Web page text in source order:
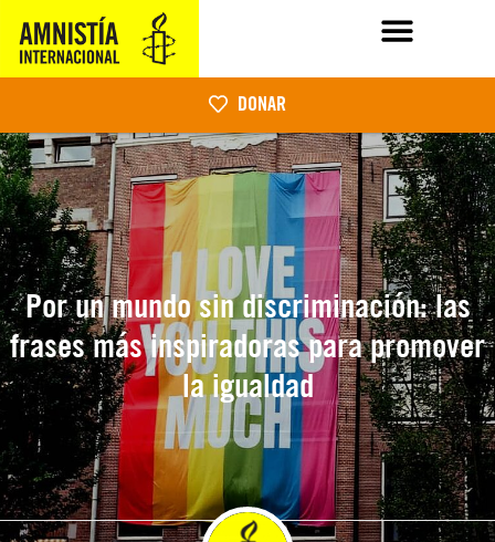
DONAR
Por un mundo sin discriminación: las
frases más inspiradoras para promover
la igualdad